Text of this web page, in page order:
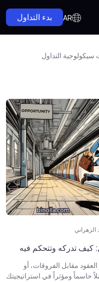
AR بدء التداول
سيكولوجية التداول
كيف تدركه وتتحكم فيه
مقابل الفروقات، أو
حاسماً ومؤثراً في استراتيجيتك